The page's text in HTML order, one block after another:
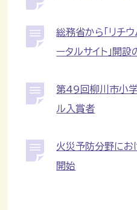
総務省から「リチ
ータルサイト」開
第49回柳川市小学
ル入賞者
火災予防分野にお
開始